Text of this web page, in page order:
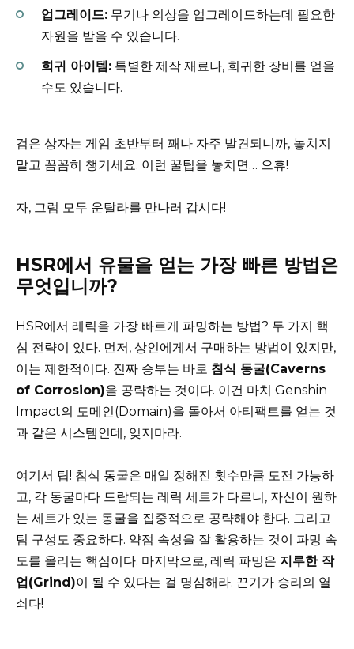
업그레이드: 무기나 의상을 업그레이드하는데 필요한
자원을 받을 수 있습니다.
희귀 아이템: 특별한 제작 재료나, 희귀한 장비를 얻을
수도 있습니다.
검은 상자는 게임 초반부터 꽤나 자주 발견되니까, 놓치지
말고 꼼꼼히 챙기세요. 이런 꿀팁을 놓치면… 으휴!
자, 그럼 모두 운탈라를 만나러 갑시다!
HSR에서 유물을 얻는 가장 빠른 방법은
무엇입니까?
HSR에서 레릭을 가장 빠르게 파밍하는 방법? 두 가지 핵
심 전략이 있다. 먼저, 상인에게서 구매하는 방법이 있지만,
이는 제한적이다. 진짜 승부는 바로 침식 동굴(Caverns
of Corrosion)을 공략하는 것이다. 이건 마치 Genshin
Impact의 도메인(Domain)을 돌아서 아티팩트를 얻는 것
과 같은 시스템인데, 잊지마라.
여기서 팁! 침식 동굴은 매일 정해진 횟수만큼 도전 가능하
고, 각 동굴마다 드랍되는 레릭 세트가 다르니, 자신이 원하
는 세트가 있는 동굴을 집중적으로 공략해야 한다. 그리고
팀 구성도 중요하다. 약점 속성을 잘 활용하는 것이 파밍 속
도를 올리는 핵심이다. 마지막으로, 레릭 파밍은 지루한 작
업(Grind)이 될 수 있다는 걸 명심해라. 끈기가 승리의 열
쇠다!